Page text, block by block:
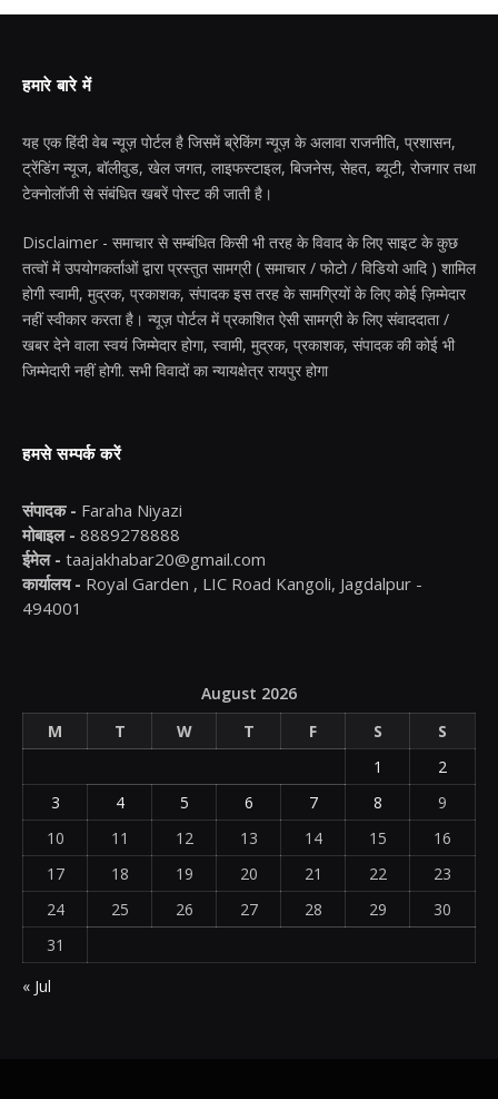
हमारे बारे में
यह एक हिंदी वेब न्यूज़ पोर्टल है जिसमें ब्रेकिंग न्यूज़ के अलावा राजनीति, प्रशासन,
ट्रेंडिंग न्यूज, बॉलीवुड, खेल जगत, लाइफस्टाइल, बिजनेस, सेहत, ब्यूटी, रोजगार तथा
टेक्नोलॉजी से संबंधित खबरें पोस्ट की जाती है।
Disclaimer - समाचार से सम्बंधित किसी भी तरह के विवाद के लिए साइट के कुछ
तत्वों में उपयोगकर्ताओं द्वारा प्रस्तुत सामग्री ( समाचार / फोटो / विडियो आदि ) शामिल
होगी स्वामी, मुद्रक, प्रकाशक, संपादक इस तरह के सामग्रियों के लिए कोई ज़िम्मेदार
नहीं स्वीकार करता है। न्यूज़ पोर्टल में प्रकाशित ऐसी सामग्री के लिए संवाददाता /
खबर देने वाला स्वयं जिम्मेदार होगा, स्वामी, मुद्रक, प्रकाशक, संपादक की कोई भी
जिम्मेदारी नहीं होगी. सभी विवादों का न्यायक्षेत्र रायपुर होगा
हमसे सम्पर्क करें
संपादक - Faraha Niyazi
मोबाइल - 8889278888
ईमेल - taajakhabar20@gmail.com
कार्यालय - Royal Garden , LIC Road Kangoli, Jagdalpur -
494001
August 2026
M
T W T F S
S
1
2
3
4 5 6 7 8
9
10
11 12 13 14 15
16
17
18 19 20 21 22
23
24
25 26 27 28 29
30
31
« Jul